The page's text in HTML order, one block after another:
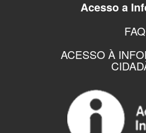
Acesso a
FAQ
ACESSO À